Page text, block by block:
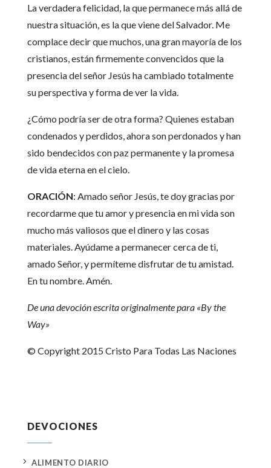
La verdadera felicidad, la que permanece más allá de
nuestra situación, es la que viene del Salvador. Me
complace decir que muchos, una gran mayoría de los
cristianos, están firmemente convencidos que la
presencia del señor Jesús ha cambiado totalmente
su perspectiva y forma de ver la vida.
¿Cómo podría ser de otra forma? Quienes estaban
condenados y perdidos, ahora son perdonados y han
sido bendecidos con paz permanente y la promesa
de vida eterna en el cielo.
ORACIÓN: Amado señor Jesús, te doy gracias por
recordarme que tu amor y presencia en mi vida son
mucho más valiosos que el dinero y las cosas
materiales. Ayúdame a permanecer cerca de ti,
amado Señor, y permíteme disfrutar de tu amistad.
En tu nombre. Amén.
De una devoción escrita originalmente para «By the
Way»
© Copyright 2015 Cristo Para Todas Las Naciones
DEVOCIONES
5 ALIMENTO DIARIO